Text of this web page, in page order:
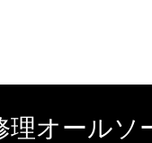
オールソ